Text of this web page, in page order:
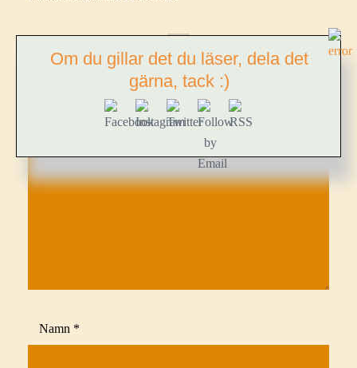
LÄMNA ETT SVAR
Din e-postadress kommer inte publiceras. Obligatoriska fält är märkta
Namn *
Om du gillar det du läser, dela det
gärna, tack :)